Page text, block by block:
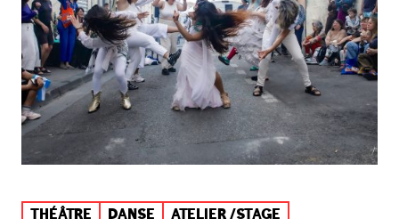
THÉÂTRE DANSE ATELIER /STAGE